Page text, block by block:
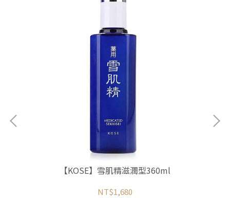
【KOSE】雪肌精滋潤型360ml
NT$1,680